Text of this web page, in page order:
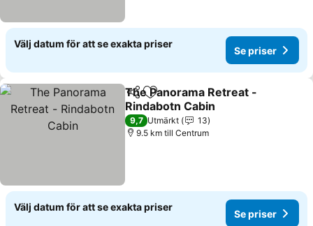
Välj datum för att se exakta priser
Se priser
Dela Lägg till i Mina Favoriter
The Panorama Retreat -
Rindabotn Cabin
9,7 Utmärkt
13
9.5 km till Centrum
Välj datum för att se exakta priser
Se priser